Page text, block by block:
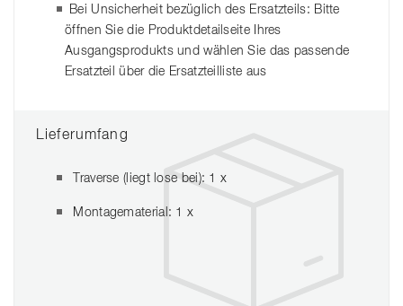
Bei Unsicherheit bezüglich des Ersatzteils: Bitte
öffnen Sie die Produktdetailseite Ihres
Ausgangsprodukts und wählen Sie das passende
Ersatzteil über die Ersatzteilliste aus
Lieferumfang
Traverse (liegt lose bei): 1 x
Montagematerial: 1 x